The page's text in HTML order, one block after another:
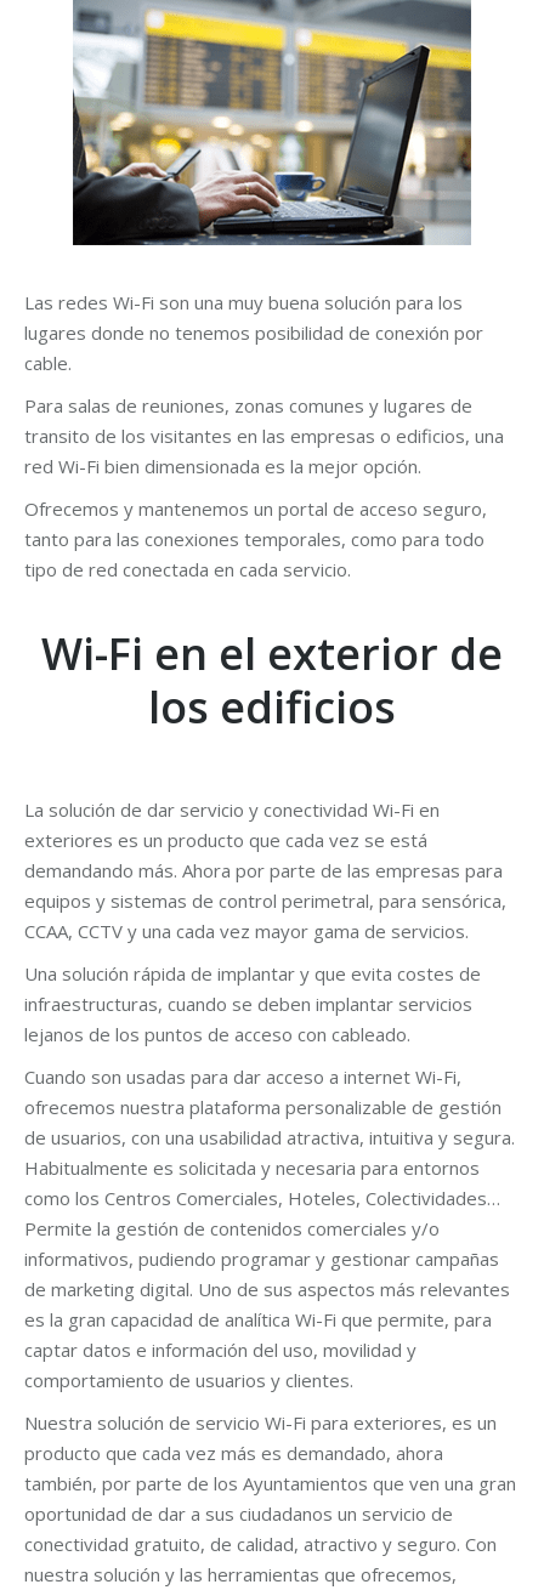
Las redes Wi-Fi son una muy buena solución para los
lugares donde no tenemos posibilidad de conexión por
cable.
Para salas de reuniones, zonas comunes y lugares de
transito de los visitantes en las empresas o edificios, una
red Wi-Fi bien dimensionada es la mejor opción.
Ofrecemos y mantenemos un portal de acceso seguro,
tanto para las conexiones temporales, como para todo
tipo de red conectada en cada servicio.
Wi-Fi en el exterior de
los edificios
La solución de dar servicio y conectividad Wi-Fi en
exteriores es un producto que cada vez se está
demandando más. Ahora por parte de las empresas para
equipos y sistemas de control perimetral, para sensórica,
CCAA, CCTV y una cada vez mayor gama de servicios.
Una solución rápida de implantar y que evita costes de
infraestructuras, cuando se deben implantar servicios
lejanos de los puntos de acceso con cableado.
Cuando son usadas para dar acceso a internet Wi-Fi,
ofrecemos nuestra plataforma personalizable de gestión
de usuarios, con una usabilidad atractiva, intuitiva y segura.
Habitualmente es solicitada y necesaria para entornos
como los Centros Comerciales, Hoteles, Colectividades…
Permite la gestión de contenidos comerciales y/o
informativos, pudiendo programar y gestionar campañas
de marketing digital. Uno de sus aspectos más relevantes
es la gran capacidad de analítica Wi-Fi que permite, para
captar datos e información del uso, movilidad y
comportamiento de usuarios y clientes.
Nuestra solución de servicio Wi-Fi para exteriores, es un
producto que cada vez más es demandado, ahora
también, por parte de los Ayuntamientos que ven una gran
oportunidad de dar a sus ciudadanos un servicio de
conectividad gratuito, de calidad, atractivo y seguro. Con
nuestra solución y las herramientas que ofrecemos,